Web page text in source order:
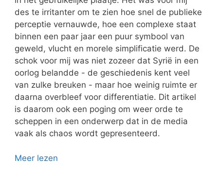
des te irritanter om te zien hoe snel de publieke
perceptie vernauwde, hoe een complexe staat
binnen een paar jaar een puur symbool van
geweld, vlucht en morele simplificatie werd. De
schok voor mij was niet zozeer dat Syrië in een
oorlog belandde - de geschiedenis kent veel
van zulke breuken - maar hoe weinig ruimte er
daarna overbleef voor differentiatie. Dit artikel
is daarom ook een poging om weer orde te
scheppen in een onderwerp dat in de media
vaak als chaos wordt gepresenteerd.
Meer lezen